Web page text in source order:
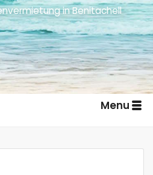
in Benitachell
Menu